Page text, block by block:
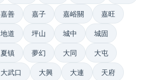
嘉善 嘉子 嘉峪關 嘉旺
地道 坪山 城中 城固
夏镇 夢幻 大同 大屯
大武口 大興 大連 天府